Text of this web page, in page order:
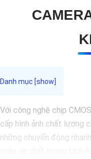
Với công nghệ chip
cấp hình ảnh chất lượng
những chuyển động